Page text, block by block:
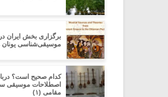
برگزاری بخش ایران
موسیقی‌شناسی یونان
کدام صحیح است؟
اصطلاحات موسیقی
مقامی (۱)